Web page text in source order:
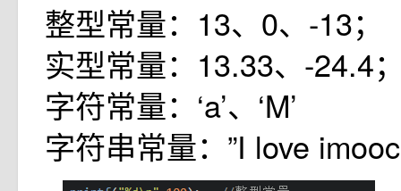
整型常量：13、0、-13；
实型常量：13.33、-24.4
字符常量：‘a’、‘M’
字符串常量：”I love